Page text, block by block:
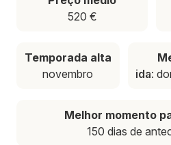
520 €
Temporada alta
novembro
ida:
Melhor momento
150 dias de